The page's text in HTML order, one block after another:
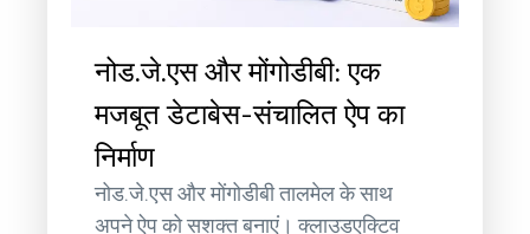
नोड.जे.एस और मोंगोडीबी: एक
मजबूत डेटाबेस-संचालित ऐप का
निर्माण
नोड.जे.एस और मोंगोडीबी तालमेल के साथ
अपने ऐप को सशक्त बनाएं। क्लाउडएक्टिव